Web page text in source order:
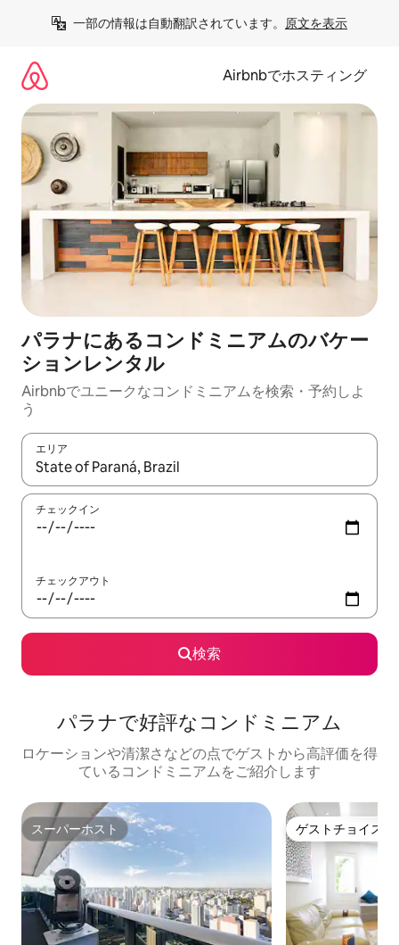
一部の情報は自動翻訳されています。 原文を表示
Airbnbでホスティング
パラナにあるコンドミニアムのバケー
ションレンタル
Airbnbでユニークなコンドミニアムを検索・予約しよ
う
エリア
検索結果が表示されたら、上下の矢印キーを使って移動するか
チェックイン
チェックアウト
検索
パラナで好評なコンドミニアム
ロケーションや清潔さなどの点でゲストから高評価を得
ているコンドミニアムをご紹介します
スーパーホスト
スーパーホスト ゲストチョイス
ゲストチョイス